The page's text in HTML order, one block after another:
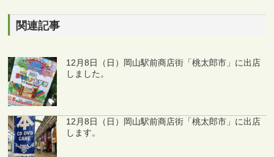
関連記事
12月8日（日）岡山駅前商店街「桃太郎市」に出店
しました。
12月8日（日）岡山駅前商店街「桃太郎市」に出店
します。